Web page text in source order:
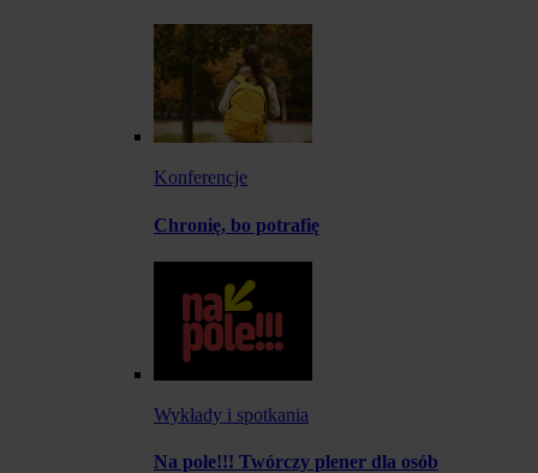
Konferencje
Chronię, bo potrafię
Wykłady i spotkania
Na pole!!! Twórczy plener dla osób